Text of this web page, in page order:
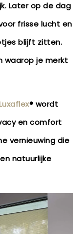
Later op de dag
frisse lucht en
blijft zitten.
waarop je merkt
® wordt
en comfort
vernieuwing die
natuurlijke